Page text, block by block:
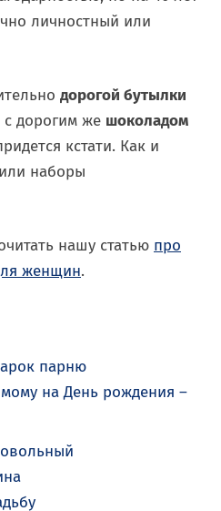
личностный или
дорогой бутылки
дорогим же шоколадом
кстати. Как и
наборы
нашу статью про
женщин.
на День рождения –